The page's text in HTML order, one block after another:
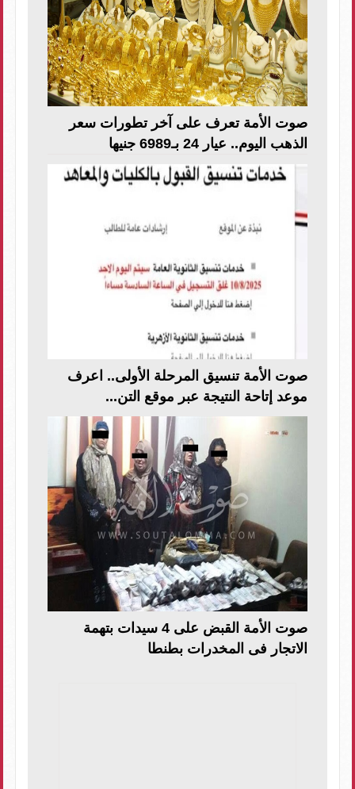
صوت الأمة تعرف على آخر تطورات سعر
الذهب اليوم.. عيار 24 بـ6989 جنيها
صوت الأمة تنسيق المرحلة الأولى.. اعرف
موعد إتاحة النتيجة عبر موقع التن...
صوت الأمة القبض على 4 سيدات بتهمة
الاتجار فى المخدرات بطنطا